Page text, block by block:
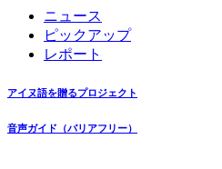
ニュース
ピックアップ
レポート
アイヌ語を贈るプロジェクト
音声ガイド（バリアフリー）